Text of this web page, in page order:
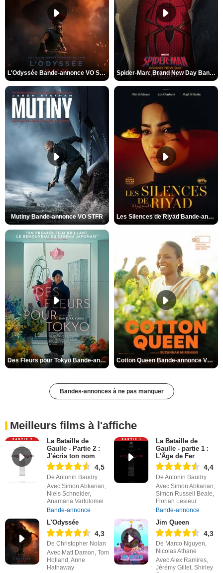
L'Odyssée Bande-annonce VO STFR Spider-Man: Brand New Day Bande-annonce VO STFR
Mutiny Bande-annonce VO STFR Les Silences de Riyad Bande-annonce VO STFR
Des Fleurs pour Tokyo Bande-annonce VO STFR Cotton Queen Bande-annonce VO STFR
Bandes-annonces à ne pas manquer
Meilleurs films à l'affiche
La Bataille de
Gaulle - Partie 2 :
J’écris ton nom
4,5
De Antonin Baudry
Avec Simon Abkarian,
Niels Schneider,
Anamaria Vartolomei
Bande-annonce
La Bataille de
Gaulle - partie 1 :
L'Âge de Fer
4,4
De Antonin Baudry
Avec Simon Abkarian,
Simon Russell Beale,
Florian Lesieur
Bande-annonce
L'Odyssée
4,3
De Christopher Nolan
Avec Matt Damon, Tom
Holland, Anne
Hathaway
Jim Queen
4,3
De Marco Nguyen,
Nicolas Athane
Avec Alex Ramires,
Jérémy Gillet, Shirley